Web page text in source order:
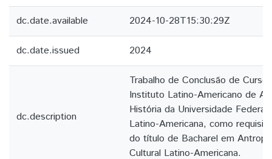
dc.date.available 2024-10-28T15:30:29Z
dc.date.issued 2024
dc.description
Trabalho de Conclusão de
Instituto Latino-Americano de
História da Universidade Federal
Latino-Americana, como
do título de Bacharel em
Cultural Latino-Americana.